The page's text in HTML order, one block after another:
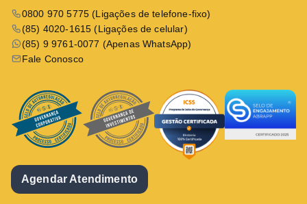
0800 970 5775 (Ligações de telefone-fixo)
(85) 4020-1615 (Ligações de celular)
(85) 9 9761-0077 (Apenas WhatsApp)
Fale Conosco
Agendar Atendimento